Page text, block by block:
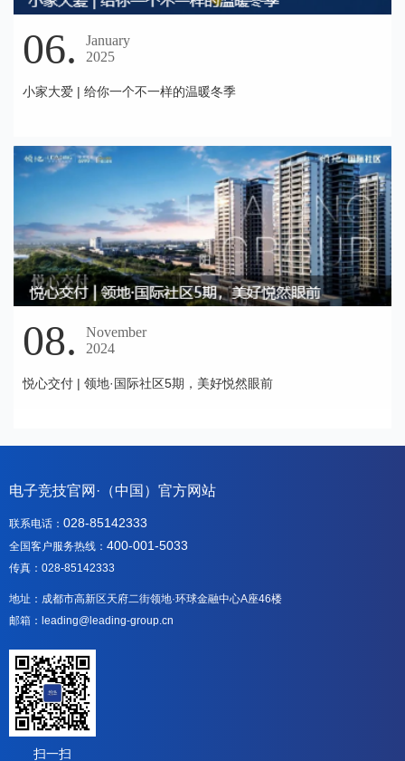
06.
January
2025
小家大爱 | 给你一个不一样的温暖冬季
08.
November
2024
悦心交付 | 领地·国际社区5期，美好悦然眼前
电子竞技官网·（中国）官方网站
联系电话： 028-85142333
全国客户服务热线： 400-001-5033
传真：028-85142333
地址：成都市高新区天府二街领地·环球金融中心A座46楼
邮箱：leading@leading-group.cn
扫一扫